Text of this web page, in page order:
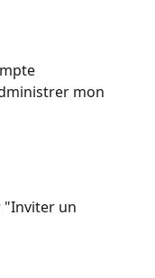
mon
"Inviter un